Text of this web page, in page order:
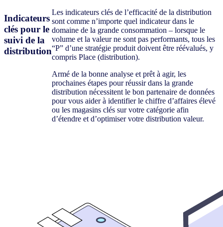
Indicateurs
clés pour le
suivi de la
distribution
Les indicateurs clés de l’efficacité de la distribution
sont comme n’importe quel indicateur dans le
domaine de la grande consommation – lorsque le
volume et la valeur ne sont pas performants, tous les
“P” d’une stratégie produit doivent être réévalués, y
compris Place (distribution).
Armé de la bonne analyse et prêt à agir, les
prochaines étapes pour réussir dans la grande
distribution nécessitent le bon partenaire de données
pour vous aider à identifier le chiffre d’affaires élevé
ou les magasins clés sur votre catégorie afin
d’étendre et d’optimiser votre distribution valeur.